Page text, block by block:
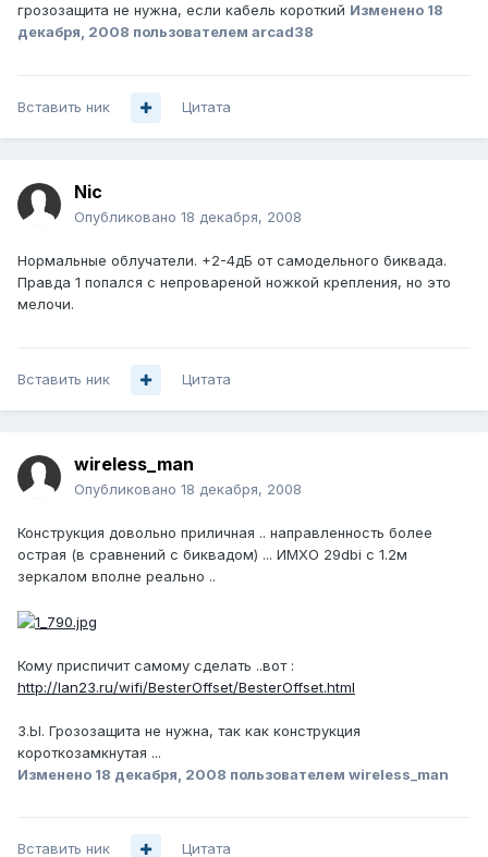
грозозащита не нужна, если кабель короткий Изменено 18
декабря, 2008 пользователем arcad38
Вставить ник Цитата
Nic
Опубликовано 18 декабря, 2008
Нормальные облучатели. +2-4дБ от самодельного биквада.
Правда 1 попался с непровареной ножкой крепления, но это
мелочи.
Вставить ник Цитата
wireless_man
Опубликовано 18 декабря, 2008
Конструкция довольно приличная .. направленность более
острая (в сравнений с биквадом) ... ИМХО 29dbi с 1.2м
зеркалом вполне реально ..
Кому приспичит самому сделать ..вот :
http://lan23.ru/wifi/BesterOffset/BesterOffset.html
З.Ы. Грозозащита не нужна, так как конструкция
короткозамкнутая ...
Изменено 18 декабря, 2008 пользователем wireless_man
Вставить ник Цитата